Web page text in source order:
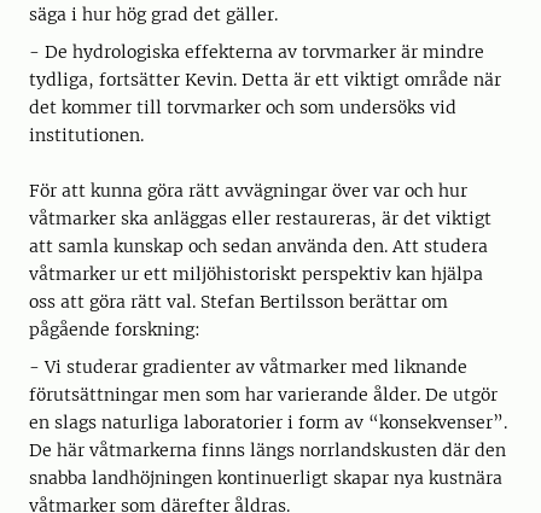
säga i hur hög grad det gäller.
- De hydrologiska effekterna av torvmarker är mindre
tydliga, fortsätter Kevin. Detta är ett viktigt område när
det kommer till torvmarker och som undersöks vid
institutionen.
För att kunna göra rätt avvägningar över var och hur
våtmarker ska anläggas eller restaureras, är det viktigt
att samla kunskap och sedan använda den. Att studera
våtmarker ur ett miljöhistoriskt perspektiv kan hjälpa
oss att göra rätt val. Stefan Bertilsson berättar om
pågående forskning:
- Vi studerar gradienter av våtmarker med liknande
förutsättningar men som har varierande ålder. De utgör
en slags naturliga laboratorier i form av “konsekvenser”.
De här våtmarkerna finns längs norrlandskusten där den
snabba landhöjningen kontinuerligt skapar nya kustnära
våtmarker som därefter åldras.